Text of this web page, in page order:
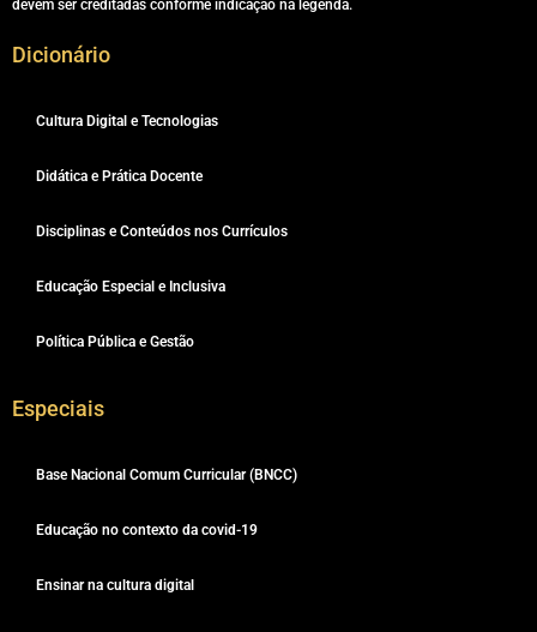
devem ser creditadas conforme indicação na legenda.
Dicionário
Cultura Digital e Tecnologias
Didática e Prática Docente
Disciplinas e Conteúdos nos Currículos
Educação Especial e Inclusiva
Política Pública e Gestão
Especiais
Base Nacional Comum Curricular (BNCC)
Educação no contexto da covid-19
Ensinar na cultura digital